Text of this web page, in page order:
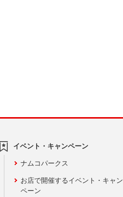
イベント・キャンペーン
ナムコパークス
お店で開催するイベント・キャン
ペーン